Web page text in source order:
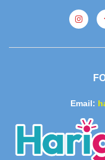
Email: